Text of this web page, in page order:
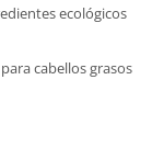
ecológicos
cabellos grasos